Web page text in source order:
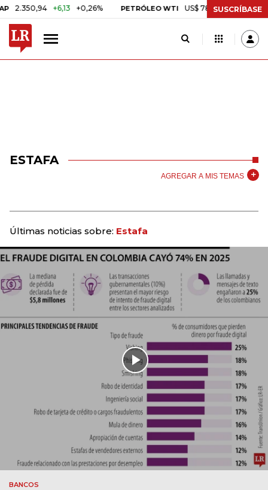
+6,13 +0,26% PETRÓLEO WTI US$ 78,01 US$ 2,92 +3,89%
SUSCRÍBASE
ESTAFA
AGREGAR A MIS TEMAS
Últimas noticias sobre: Estafa
BANCOS